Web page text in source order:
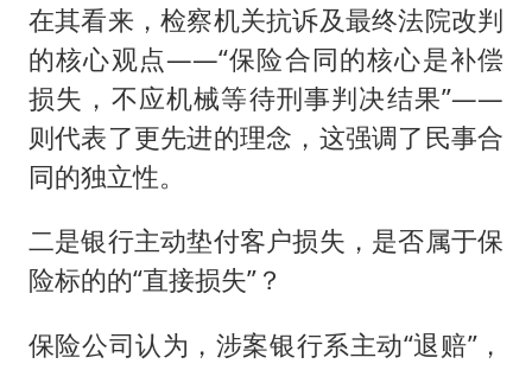
在其看来，检察机关抗诉及最终法院改判
的核心观点——“保险合同的核心是补偿
损失，不应机械等待刑事判决结果”——
则代表了更先进的理念，这强调了民事合
同的独立性。
二是银行主动垫付客户损失，是否属于保
险标的的“直接损失”？
保险公司认为，涉案银行系主动“退赔”，